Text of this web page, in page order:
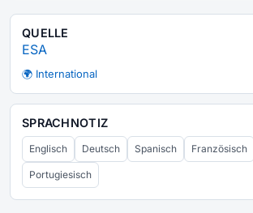
QUELLE
ESA
🌍 International
SPRACHNOTIZ
Englisch Deutsch Spanisch Französisch
Portugiesisch